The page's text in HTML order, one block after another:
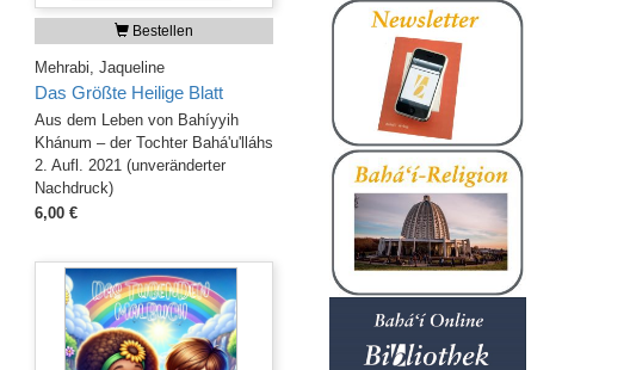
Bestellen
Mehrabi, Jaqueline
Das Größte Heilige Blatt
Aus dem Leben von Bahíyyih
Khánum – der Tochter Bahá'u'lláhs
2. Aufl. 2021 (unveränderter
Nachdruck)
6,00 €